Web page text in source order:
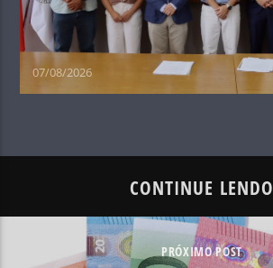
07/08/2026
CONTINUE LENDO
PRÓXIMO POST